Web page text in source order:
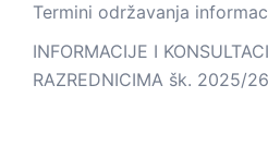
Termini održavanja
INFORMACIJE I
RAZREDNICIMA šk. 2025/